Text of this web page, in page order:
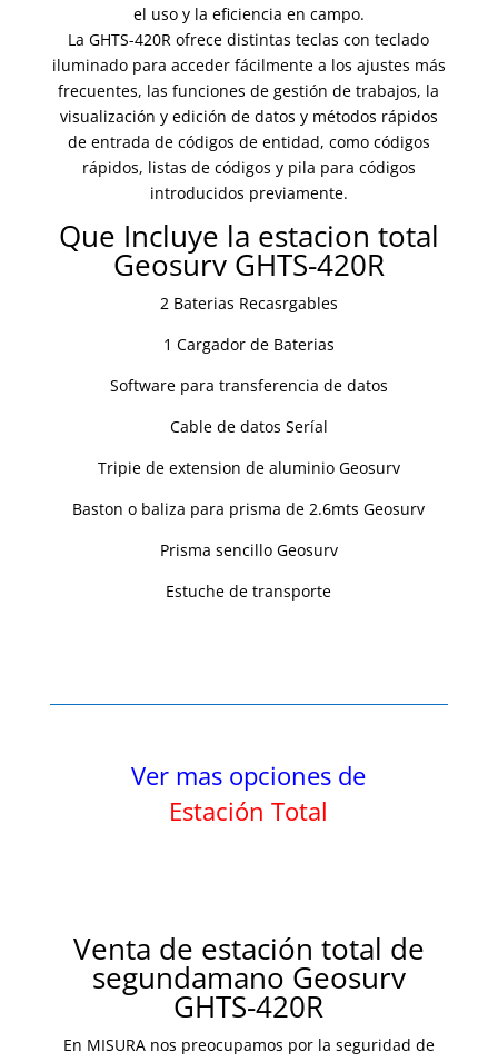
el uso y la eficiencia en campo.
La GHTS-420R ofrece distintas teclas con teclado
iluminado para acceder fácilmente a los ajustes más
frecuentes, las funciones de gestión de trabajos, la
visualización y edición de datos y métodos rápidos
de entrada de códigos de entidad, como códigos
rápidos, listas de códigos y pila para códigos
introducidos previamente.
Que Incluye la estacion total
Geosurv GHTS-420R
2 Baterias Recasrgables
1 Cargador de Baterias
Software para transferencia de datos
Cable de datos Seríal
Tripie de extension de aluminio Geosurv
Baston o baliza para prisma de 2.6mts Geosurv
Prisma sencillo Geosurv
Estuche de transporte
Ver mas opciones de
Estación Total
Venta de estación total de
segundamano Geosurv
GHTS-420R
En MISURA nos preocupamos por la seguridad de